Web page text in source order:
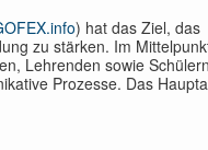
) hat das Ziel, das
zu stärken. Im
Lehrenden sowie
Prozesse. Das